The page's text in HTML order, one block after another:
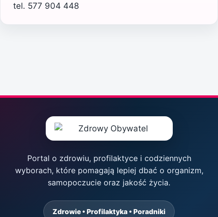
tel. 577 904 448
Portal o zdrowiu, profilaktyce i codziennych
wyborach, które pomagają lepiej dbać o organizm,
samopoczucie oraz jakość życia.
Zdrowie • Profilaktyka • Poradniki